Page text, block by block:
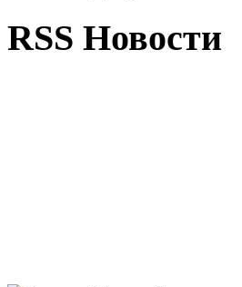
RSS Новости